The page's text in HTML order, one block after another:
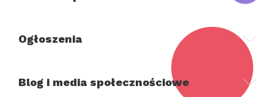
Ogłoszenia
Blog i media społecznościowe